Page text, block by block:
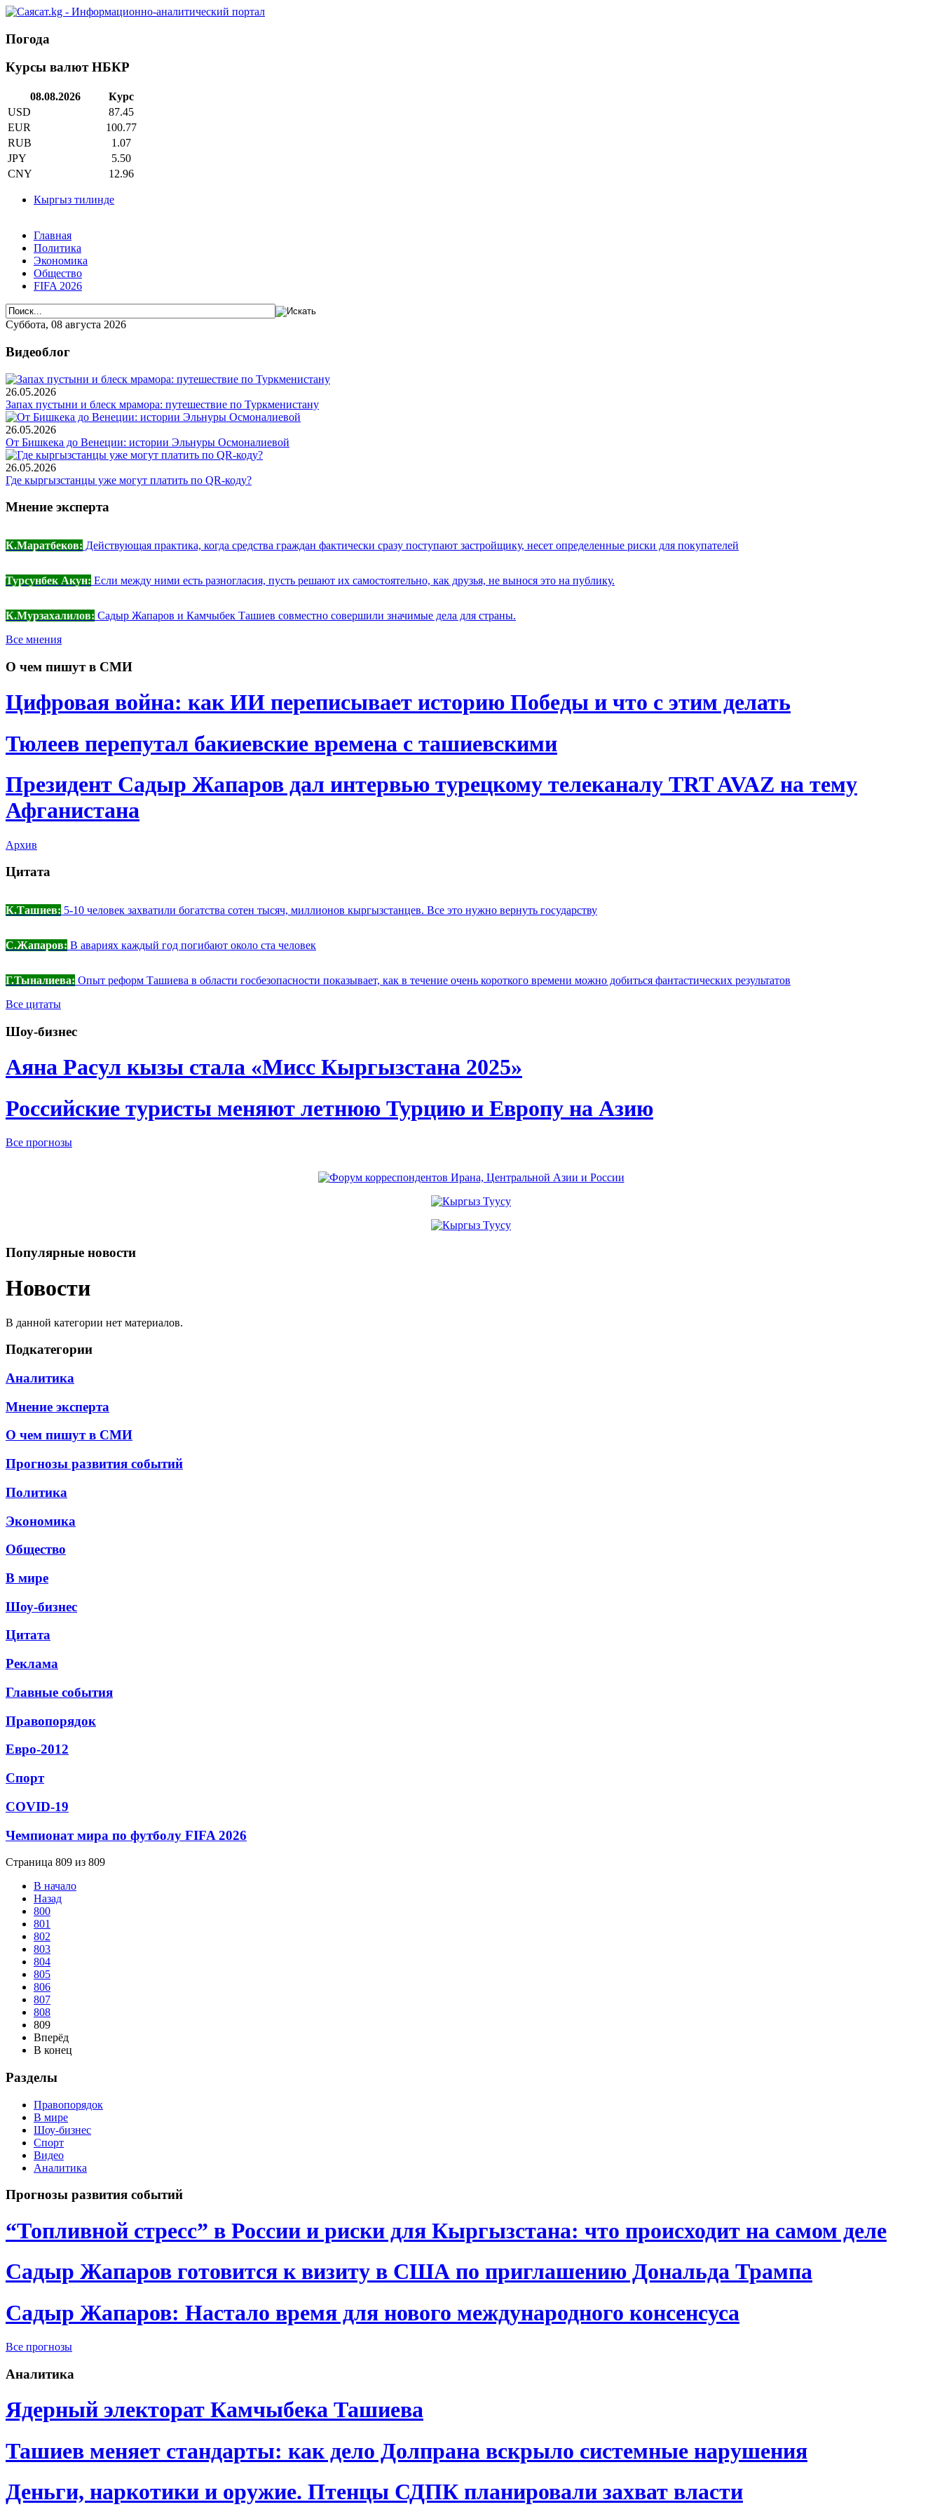
Погода
Курсы валют НБКР
08.08.2026
Курс
USD
87.45
EUR
100.77
RUB
1.07
JPY
5.50
CNY
12.96
Кыргыз тилинде
Главная
Политика
Экономика
Общество
FIFA 2026
Суббота, 08 августа 2026
Видеоблог
26.05.2026
Запах пустыни и блеск мрамора: путешествие по Туркменистану
26.05.2026
От Бишкека до Венеции: истории Эльнуры Осмоналиевой
26.05.2026
Где кыргызстанцы уже могут платить по QR-коду?
Мнение эксперта
К.Маратбеков: Действующая практика, когда средства граждан фактически сразу поступают застройщику, несет определенные риски для покупателей
Турсунбек Акун: Если между ними есть разногласия, пусть решают их самостоятельно, как друзья, не вынося это на публику.
К.Мурзахалилов: Садыр Жапаров и Камчыбек Ташиев совместно совершили значимые дела для страны.
Все мнения
О чем пишут в СМИ
Цифровая война: как ИИ переписывает историю Победы и что с этим делать
Тюлеев перепутал бакиевские времена с ташиевскими
Президент Садыр Жапаров дал интервью турецкому телеканалу TRT AVAZ на тему
Афганистана
Архив
Цитата
К.Ташиев: 5-10 человек захватили богатства сотен тысяч, миллионов кыргызстанцев. Все это нужно вернуть государству
С.Жапаров: В авариях каждый год погибают около ста человек
Г.Тыналиева: Опыт реформ Ташиева в области госбезопасности показывает, как в течение очень короткого времени можно добиться фантастических результатов
Все цитаты
Шоу-бизнес
Аяна Расул кызы стала «Мисс Кыргызстана 2025»
Российские туристы меняют летнюю Турцию и Европу на Азию
Все прогнозы
Популярные новости
Новости
В данной категории нет материалов.
Подкатегории
Аналитика
Мнение эксперта
О чем пишут в СМИ
Прогнозы развития событий
Политика
Экономика
Общество
В мире
Шоу-бизнес
Цитата
Реклама
Главные события
Правопорядок
Евро-2012
Спорт
СОVID-19
Чемпионат мира по футболу FIFA 2026
Страница 809 из 809
В начало
Назад
800
801
802
803
804
805
806
807
808
809
Вперёд
В конец
Разделы
Правопорядок
В мире
Шоу-бизнес
Спорт
Видео
Аналитика
Прогнозы развития событий
“Топливной стресс” в России и риски для Кыргызстана: что происходит на самом деле
Садыр Жапаров готовится к визиту в США по приглашению Дональда Трампа
Садыр Жапаров: Настало время для нового международного консенсуса
Все прогнозы
Аналитика
Ядерный электорат Камчыбека Ташиева
Ташиев меняет стандарты: как дело Долпрана вскрыло системные нарушения
Деньги, наркотики и оружие. Птенцы СДПК планировали захват власти